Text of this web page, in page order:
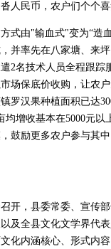
人民币，农户们个个喜
由"输血式"变为“造
并率先在八家塘、来
2名技术人员全程跟踪
场保底价收购，让农
罗汉果种植面积已达
增收基本在5000元以
鼓励更多农户参与其
，县委常委、宣传部
及全县文化文学界代
化内涵核心、形式内